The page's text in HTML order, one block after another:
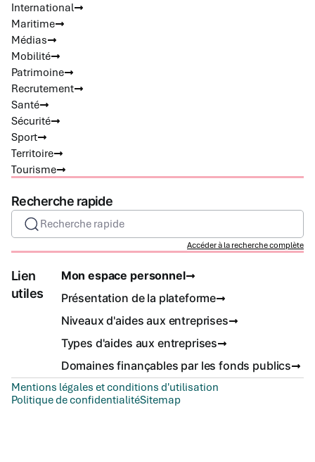
International
Maritime
Médias
Mobilité
Patrimoine
Recrutement
Santé
Sécurité
Sport
Territoire
Tourisme
Recherche rapide
Recherche rapide
Accéder à la recherche complète
Lien
utiles
Mon espace personnel
Présentation de la plateforme
Niveaux d'aides aux entreprises
Types d'aides aux entreprises
Domaines finançables par les fonds publics
Mentions légales et conditions d'utilisation
Politique de confidentialitéSitemap